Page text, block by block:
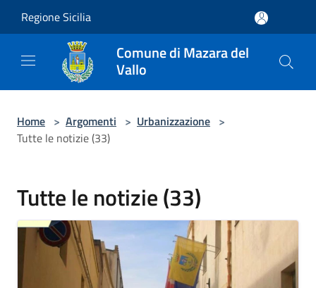
Regione Sicilia
Comune di Mazara del
Vallo
Home > Argomenti > Urbanizzazione >
Tutte le notizie (33)
Tutte le notizie (33)